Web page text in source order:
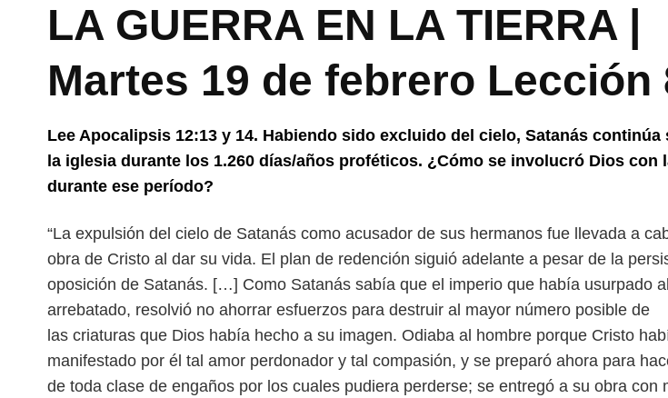
LA GUERRA EN LA TIERRA |
Martes 19 de febrero Lección
Lee Apocalipsis 12:13 y 14. Habiendo sido excluido del cielo, Satanás continúa
la iglesia durante los 1.260 días/años proféticos. ¿Cómo se involucró Dios con
durante ese período?
“La expulsión del cielo de Satanás como acusador de sus hermanos fue
llevada a
obra de Cristo al dar su vida. El plan de redención siguió adelante a pesar de la
oposición de Satanás. […] Como Satanás sabía que el imperio que había usurpado
arrebatado, resolvió no ahorrar esfuerzos para destruir al mayor número posible de
las criaturas que Dios había hecho a su imagen. Odiaba al hombre porque Cristo
manifestado por él tal amor perdonador y tal compasión, y se preparó ahora para
de toda clase de engaños por los cuales pudiera perderse; se entregó a su obra con